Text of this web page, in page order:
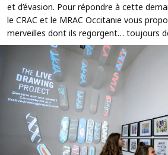
et d’évasion. Pour répondre à cette
le CRAC et le MRAC Occitanie vous
merveilles dont ils regorgent… toujours